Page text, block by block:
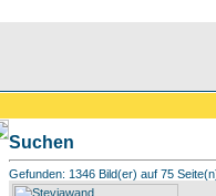
Suchen
Gefunden: 1346 Bild(er) auf 75